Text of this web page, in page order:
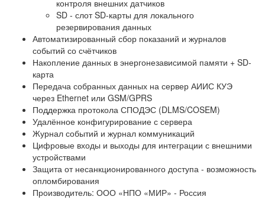
контроля внешних датчиков
SD - слот SD-карты для локального
резервирования данных
Автоматизированный сбор показаний и журналов
событий со счётчиков
Накопление данных в энергонезависимой памяти + SD-
карта
Передача собранных данных на сервер АИИС КУЭ
через Ethernet или GSM/GPRS
Поддержка протокола СПОДЭС (DLMS/COSEM)
Удалённое конфигурирование с сервера
Журнал событий и журнал коммуникаций
Цифровые входы и выходы для интеграции с внешними
устройствами
Защита от несанкционированного доступа - возможность
опломбирования
Производитель: ООО «НПО «МИР» - Россия